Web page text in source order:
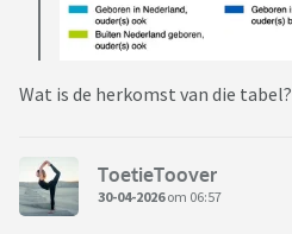
Wat is de herkomst van die tabel?
ToetieToover
30-04-2026om 06:57